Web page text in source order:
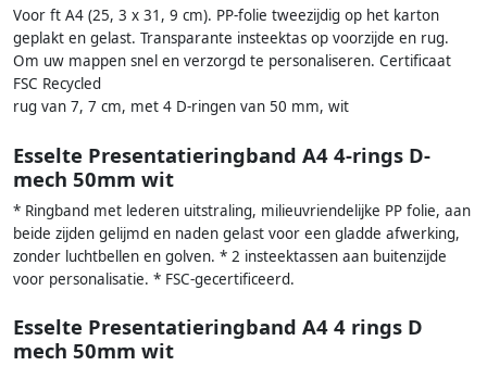
Voor ft A4 (25, 3 x 31, 9 cm). PP-folie tweezijdig op het karton
geplakt en gelast. Transparante insteektas op voorzijde en rug.
Om uw mappen snel en verzorgd te personaliseren. Certificaat
FSC Recycled
rug van 7, 7 cm, met 4 D-ringen van 50 mm, wit
Esselte Presentatieringband A4 4-rings D-
mech 50mm wit
* Ringband met lederen uitstraling, milieuvriendelijke PP folie, aan
beide zijden gelijmd en naden gelast voor een gladde afwerking,
zonder luchtbellen en golven. * 2 insteektassen aan buitenzijde
voor personalisatie. * FSC-gecertificeerd.
Esselte Presentatieringband A4 4 rings D
mech 50mm wit